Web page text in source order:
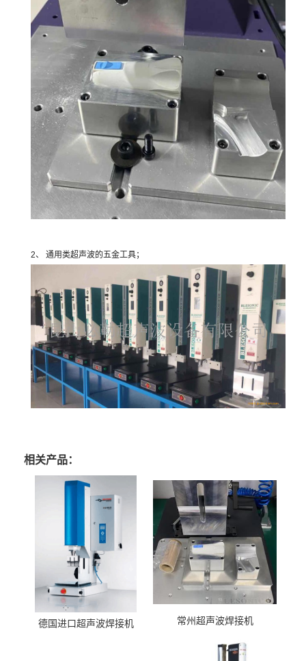
2、 通用类超声波的五金工具；
相关产品：
德国进口超声波焊接机 常州超声波焊接机